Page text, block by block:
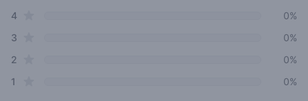
4star reviews
0%
3
0%
2
0%
1
0%